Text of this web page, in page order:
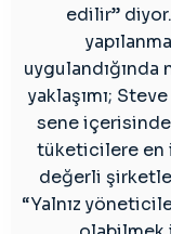
edilir”
yaklaşımı;
sene
tüketicilere en
değerli
“Yalnız